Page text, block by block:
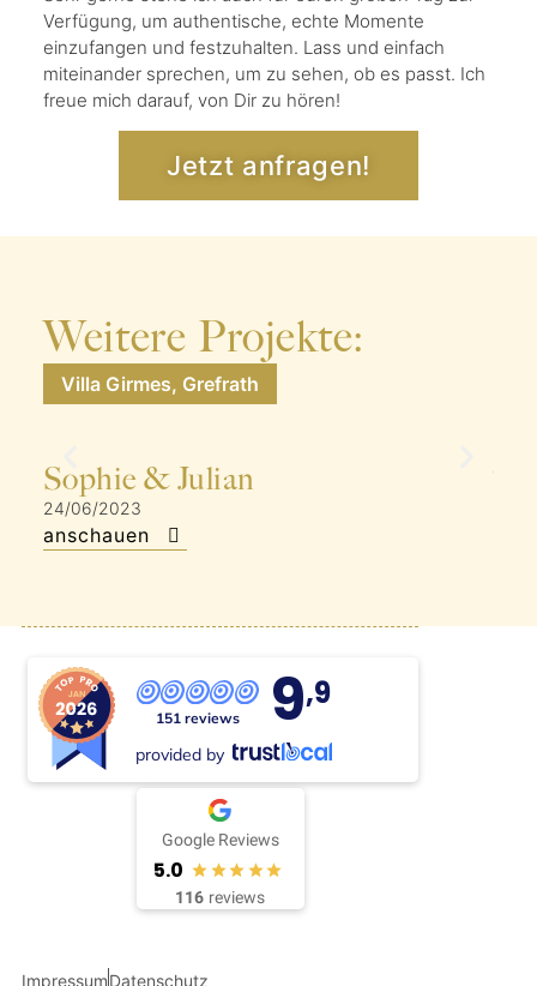
Verfügung, um authentische, echte Momente
einzufangen und festzuhalten. Lass und einfach
miteinander sprechen, um zu sehen, ob es passt. Ich
freue mich darauf, von Dir zu hören!
Jetzt anfragen!
Weitere Projekte:
Villa Girmes, Grefrath
Sophie & Julian
24/06/2023
anschauen
151 reviews 9,9
provided by
Google Reviews
5.0
116 reviews
ImpressumDatenschutz